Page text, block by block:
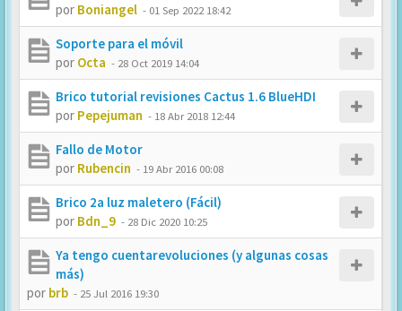
por Boniangel - 01 Sep 2022 18:42
Soporte para el móvil
por Octa - 28 Oct 2019 14:04
Brico tutorial revisiones Cactus 1.6 BlueHDI
por Pepejuman - 18 Abr 2018 12:44
Fallo de Motor
por Rubencin - 19 Abr 2016 00:08
Brico 2a luz maletero (Fácil)
por Bdn_9 - 28 Dic 2020 10:25
Ya tengo cuentarevoluciones (y algunas cosas
más)
por brb - 25 Jul 2016 19:30